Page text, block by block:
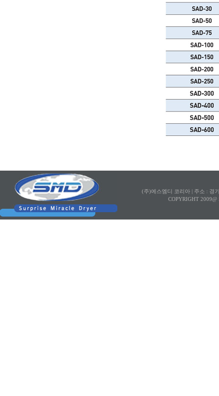
(주)에스엠디 코리아 |
주소 : 경
COPYRIGHT 2009@ SMD